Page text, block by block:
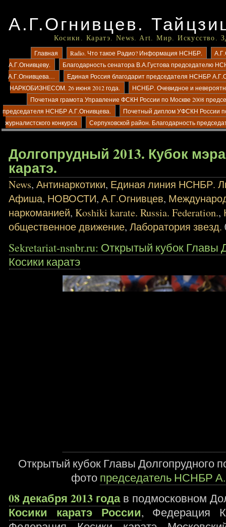
А.Г.Огнивцев.
Косики. Каратэ. News. Art. Мир. Искусство.
Главная Radio. Что такое Радио? Информация НСНБР.
А.Г.Огнивцеву.
Благодарность сенатора В.А.Густова председателю
А.Г.Огнивцева…
Единая Россия благодарит председателя НСНБР
НАРКОБИЗНЕСОМ. 26 июня 2012 года.
НСНБР. Очевидное и
Почетная грамота Управление ФСКН России по Москве 2008
председателя НСНБР А.Г.Огнивцева.
Почетный диплом УФСКН России
журналистского конкурса
Серпуховской район. Благодарность
Долгопрудный 2013. Кубок
каратэ.
News,Антинаркотики, Единая линия НСНБР.
Афиша, НОВОСТИ,А.Г.Огнивцев,
наркоманией,Koshiki karate. Russia. Federation.,
общественное движение,Лаборатория звезд.
Sekretariat-nsnbr.ru: Открытый кубок Главы
Косики каратэ
Открытый кубок Главы Долгопрудного
фото председатель НСНБР
08 декабря 2013 годав подмосковном
Косики каратэ России, Федерация